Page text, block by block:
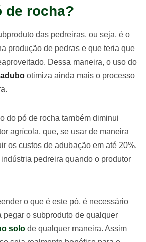
de rocha?
das pedreiras, ou seja, é o
produção de pedras e que teria que
Dessa maneira, o uso do
otimiza ainda mais o processo
do pó de rocha também diminui
agrícola, que, se usar de maneira
os custos de adubação em até 20%.
pedreira quando o produtor
o que é este pó, é necessário
pegar o subproduto de qualquer
solo de qualquer maneira. Assim